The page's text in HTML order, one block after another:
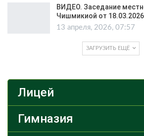
ВИДЕО. Заседание
Чишмикиой от
13 апреля, 2026, 07:57
ЗАГРУЗИТЬ ЕЩЁ
Лицей
Гимназия